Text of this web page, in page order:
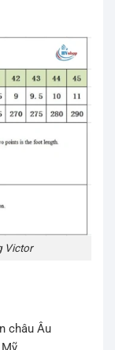
Victor
châu Âu